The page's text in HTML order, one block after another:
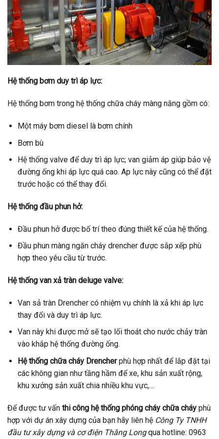
Hệ thống bơm duy trì áp lực:
Hệ thống bơm trong hệ thống chữa cháy màng năng gồm có:
Một máy bơm diesel là bơm chính
Bơm bù
Hệ thống valve để duy trì áp lực; van giảm áp giúp bảo vệ
đường ống khi áp lực quá cao. Ap lực này cũng có thể đặt
trước hoặc có thể thay đổi.
Hệ thống đầu phun hở:
Đầu phun hở được bố trí theo đúng thiết kế của hệ thống.
Đầu phun màng ngăn cháy drencher được sắp xếp phù
hợp theo yêu cầu từ trước.
Hệ thống van xả tràn deluge valve:
Van sả tràn Drencher có nhiệm vụ chính là xả khi áp lực
thay đổi và duy trì áp lực.
Van này khi được mở sẽ tạo lối thoát cho nước chảy tràn
vào khắp hệ thống đường ống.
Hệ thống chữa cháy Drencherphù hợp nhất để lắp đặt tại
các không gian như tầng hầm để xe, khu sản xuất rộng,
khu xưởng sản xuất chia nhiều khu vực,…
Để được tư vấn thi công hệ thống phóng cháy chữa cháy phù
hợp với dự án xây dựng của bạn hãy liên hệ Công Ty TNHH
đầu tư xây dựng và cơ điện Thăng Longqua hotline: 0963